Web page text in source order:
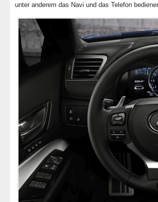
unter anderem das Navi und das Telefon